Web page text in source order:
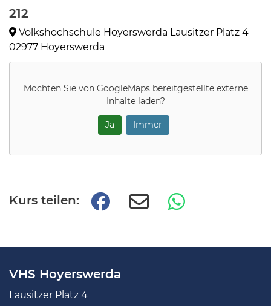
212
Volkshochschule Hoyerswerda Lausitzer Platz 4
02977 Hoyerswerda
Möchten Sie von GoogleMapsbereitgestellte externe
Inhalte laden?
Ja Immer
Kurs teilen:
VHS Hoyerswerda
Lausitzer Platz 4